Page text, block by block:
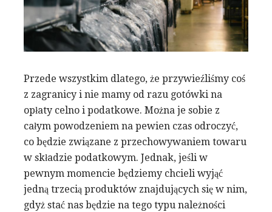
Przede wszystkim dlatego, że przywieźliśmy coś
z zagranicy i nie mamy od razu gotówki na
opłaty celno i podatkowe. Można je sobie z
całym powodzeniem na pewien czas odroczyć,
co będzie związane z przechowywaniem towaru
w składzie podatkowym. Jednak, jeśli w
pewnym momencie będziemy chcieli wyjąć
jedną trzecią produktów znajdujących się w nim,
gdyż stać nas będzie na tego typu należności